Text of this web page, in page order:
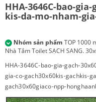
HHA-3646C-bao-gia-
kis-da-mo-nham-
Nhóm sản phẩm TOP 1000
Nhà Tắm Toilet SẠCH SANG.
HHA-3646C-bao-gia-gạch-
gia-co-gach30x60kis-gachkis-
gach30x60giaco-npp-